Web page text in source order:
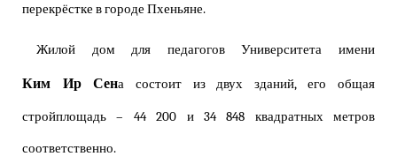
перекрёстке в городе Пхеньяне.
Жилой дом для педагогов Университета имени
Ким Ир Сена состоит из двух зданий, его общая
стройплощадь – 44 200 и 34 848 квадратных метров
соответственно.